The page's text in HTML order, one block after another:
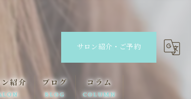
サロン紹介・ご予約
紹介 ブログ
BLOG
コラム
COLUMN